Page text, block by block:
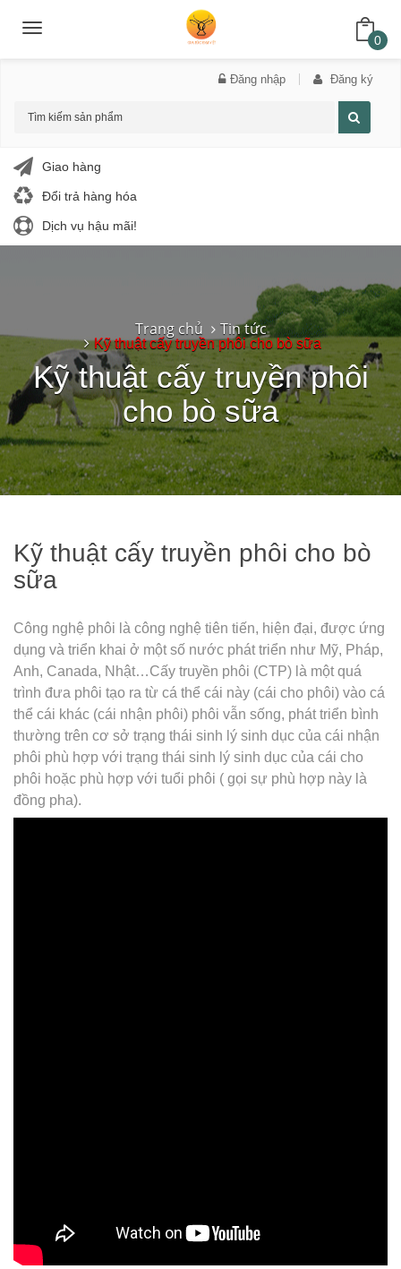
Đăng nhập Đăng ký
Giao hàng
Đổi trả hàng hóa
Dịch vụ hậu mãi!
0
Toggle
Trang chủ Tin tức
Kỹ thuật cấy truyền phôi cho bò sữa
Kỹ thuật cấy truyền phôi
cho bò sữa
Kỹ thuật cấy truyền phôi cho bò
sữa
Công nghệ phôi là công nghệ tiên tiến, hiện đại, được ứng
dụng và triển khai ở một số nước phát triển như Mỹ, Pháp,
Anh, Canada, Nhật…Cấy truyền phôi (CTP) là một quá
trình đưa phôi tạo ra từ cá thể cái này (cái cho phôi) vào cá
thể cái khác (cái nhận phôi) phôi vẫn sống, phát triển bình
thường trên cơ sở trạng thái sinh lý sinh dục của cái nhận
phôi phù hợp với trạng thái sinh lý sinh dục của cái cho
phôi hoặc phù hợp với tuổi phôi ( gọi sự phù hợp này là
đồng pha).